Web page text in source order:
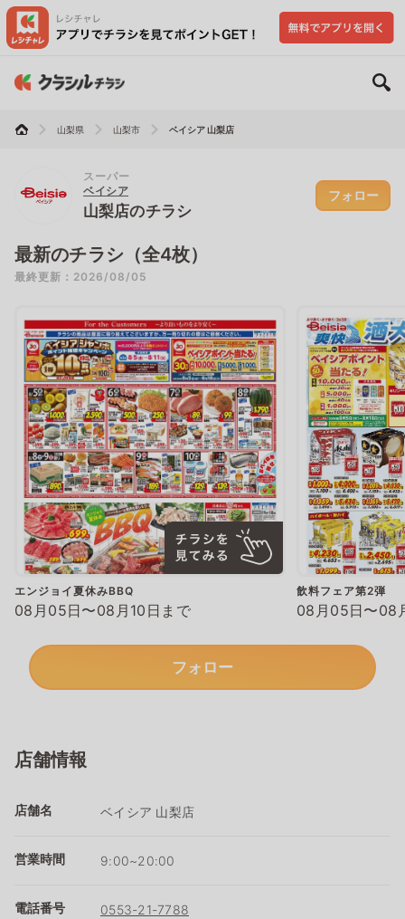
山梨県 山梨市 ベイシア 山梨店
スーパー
ベイシア
山梨店のチラシ
フォロー
最新のチラシ（全4枚）
最終更新：2026/08/05
エンジョイ夏休みBBQ
08月05日〜08月10日まで
飲料フェア第2弾
08月05日〜08
フォロー
店舗情報
店舗名 ベイシア 山梨店
営業時間 9:00~20:00
電話番号 0553-21-7788